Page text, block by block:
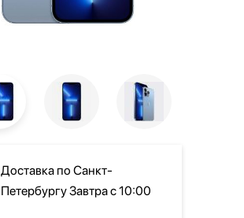
Доставка по Санкт-
Петербургу Завтра с 10:00